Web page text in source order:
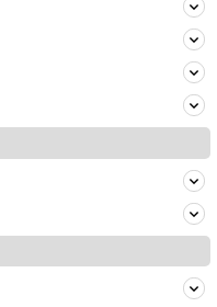
Boys, boys, boys... Sabrina
pikkubikineissään - Uima-
allaskohtaus kiihdytti ja